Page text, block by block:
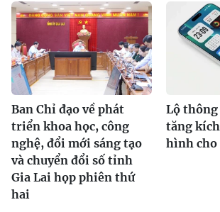
Ban Chỉ đạo về phát
triển khoa học, công
nghệ, đổi mới sáng tạo
và chuyển đổi số tỉnh
Gia Lai họp phiên thứ
hai
Lộ thông
tăng
hình cho